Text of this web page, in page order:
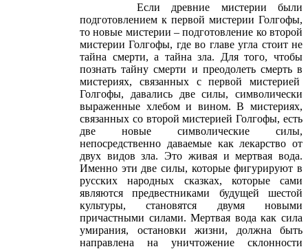
Если древние мистерии были
подготовлением к первой мистерии Голгофы,
то новые мистерии – подготовление ко второй
мистерии Голгофы, где во главе угла стоит не
тайна смерти, а тайна зла. Для того, чтобы
познать тайну смерти и преодолеть смерть в
мистериях, связанных с первой мистерией
Голгофы, давались две силы, символически
выраженные хлебом и вином. В мистериях,
связанных со второй мистерией Голгофы, есть
две новые символические силы,
непосредственно даваемые как лекарство от
двух видов зла. Это живая и мертвая вода.
Именно эти две силы, которые фигурируют в
русских народных сказках, которые сами
являются предвестниками будущей шестой
культуры, становятся двумя новыми
причастными силами. Мертвая вода как сила
умирания, остановки жизни, должна быть
направлена на уничтожение склонности